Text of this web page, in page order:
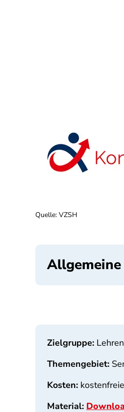
Quelle: VZSH
Zielgruppe:
Themengebiet:
Kosten:
Material: